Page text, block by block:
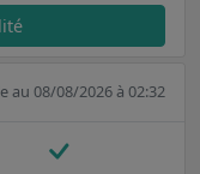
au 08/08/2026 à 02:32